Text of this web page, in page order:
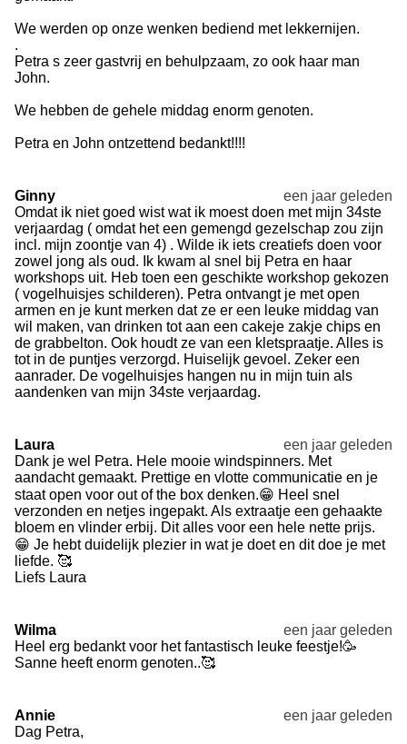
We werden op onze wenken bediend met lekkernijen.
.
Petra s zeer gastvrij en behulpzaam, zo ook haar man
John.
We hebben de gehele middag enorm genoten.
Petra en John ontzettend bedankt!!!!
Ginny
een jaar geleden
Omdat ik niet goed wist wat ik moest doen met mijn 34ste
verjaardag ( omdat het een gemengd gezelschap zou zijn
incl. mijn zoontje van 4) . Wilde ik iets creatiefs doen voor
zowel jong als oud. Ik kwam al snel bij Petra en haar
workshops uit. Heb toen een geschikte workshop gekozen
( vogelhuisjes schilderen). Petra ontvangt je met open
armen en je kunt merken dat ze er een leuke middag van
wil maken, van drinken tot aan een cakeje zakje chips en
de grabbelton. Ook houdt ze van een kletspraatje. Alles is
tot in de puntjes verzorgd. Huiselijk gevoel. Zeker een
aanrader. De vogelhuisjes hangen nu in mijn tuin als
aandenken van mijn 34ste verjaardag.
Laura
een jaar geleden
Dank je wel Petra. Hele mooie windspinners. Met
aandacht gemaakt. Prettige en vlotte communicatie en je
staat open voor out of the box denken.😁 Heel snel
verzonden en netjes ingepakt. Als extraatje een gehaakte
bloem en vlinder erbij. Dit alles voor een hele nette prijs.
😁 Je hebt duidelijk plezier in wat je doet en dit doe je met
liefde. 🥰
Liefs Laura
Wilma
een jaar geleden
Heel erg bedankt voor het fantastisch leuke feestje!🥳
Sanne heeft enorm genoten..🥰
Annie
een jaar geleden
Dag Petra,